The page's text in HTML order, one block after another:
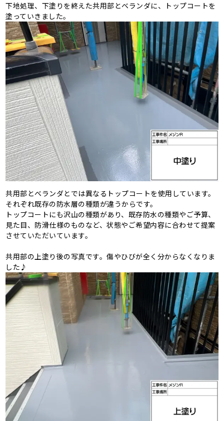
下地処理、下塗りを終えた共用部とベランダに、トップコートを
塗っていきました。
共用部とベランダとでは異なるトップコートを使用しています。
それぞれ既存の防水層の種類が違うからです。
トップコートにも沢山の種類があり、既存防水の種類やご予算、
見た目、防滑仕様のものなど、状態やご希望内容に合わせて提案
させていただいています。
共用部の上塗り後の写真です。傷やひびが全く分からなくなりま
した♪